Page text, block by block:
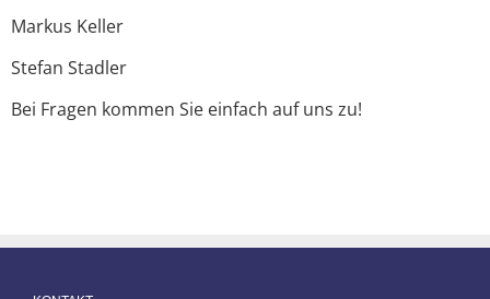
Markus Keller
Stefan Stadler
Bei Fragen kommen Sie einfach auf uns zu!